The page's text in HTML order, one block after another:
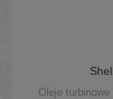
Oleje